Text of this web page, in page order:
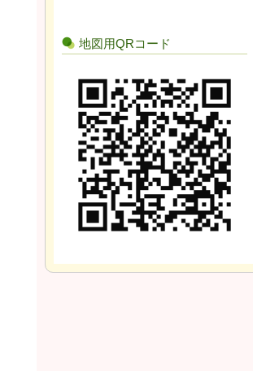
地図用QRコード